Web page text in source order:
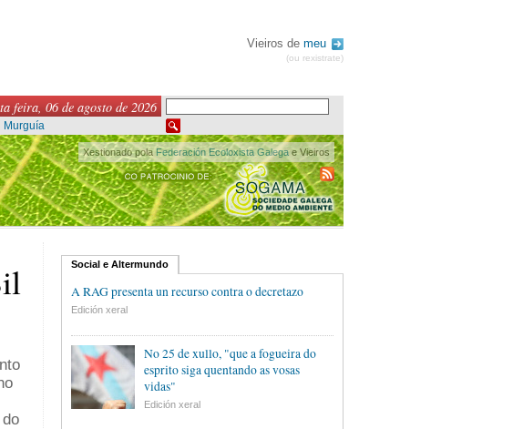
Vieiros de meu
(ou rexistrate)
feira, 06 de agosto de 2026
Murguía
Xestionado pola Federación Ecoloxista Galegae Vieiros
Social e Altermundo
A RAG presenta un recurso contra o decretazo
Edición xeral
No 25 de xullo, "que a fogueira do
esprito siga quentando as vosas
vidas"
Edición xeral